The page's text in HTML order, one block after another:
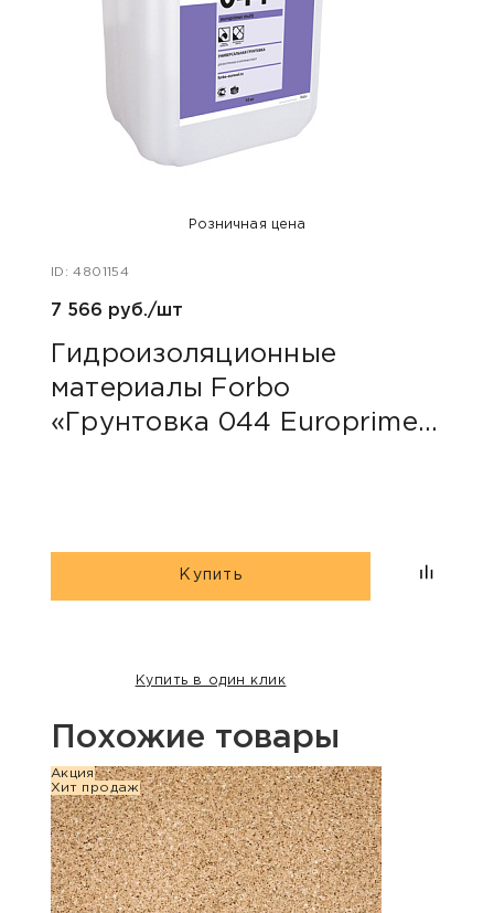
Розничная цена
ID: 4801154
7 566 руб./шт
Гидроизоляционные
материалы Forbo
«Грунтовка 044 Europrimer
Купить
Купить в один клик
Похожие товары
Акция
Хит продаж